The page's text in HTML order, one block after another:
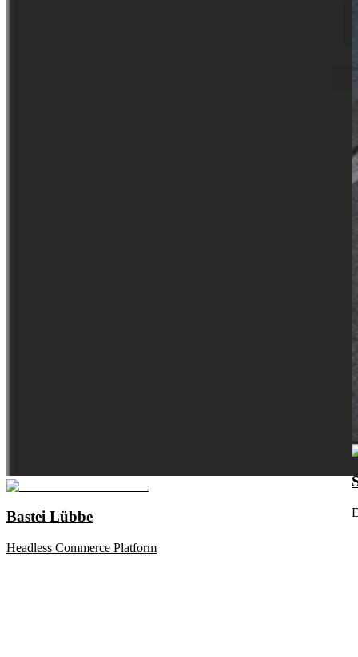
Bastei Lübbe
Headless Commerce Platform